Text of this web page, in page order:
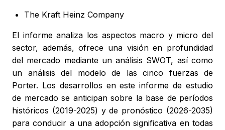
The Kraft Heinz Company
El informe analiza los aspectos macro y micro del
sector, además, ofrece una visión en profundidad
del mercado mediante un análisis SWOT, así como
un análisis del modelo de las cinco fuerzas de
Porter. Los desarrollos en este informe de estudio
de mercado se anticipan sobre la base de períodos
históricos (2019-2025) y de pronóstico (2026-2035)
para conducir a una adopción significativa en todas